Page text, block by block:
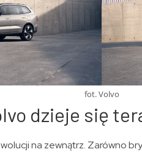
fot. Volvo
dzieje się
na zewnątrz. Zarówno